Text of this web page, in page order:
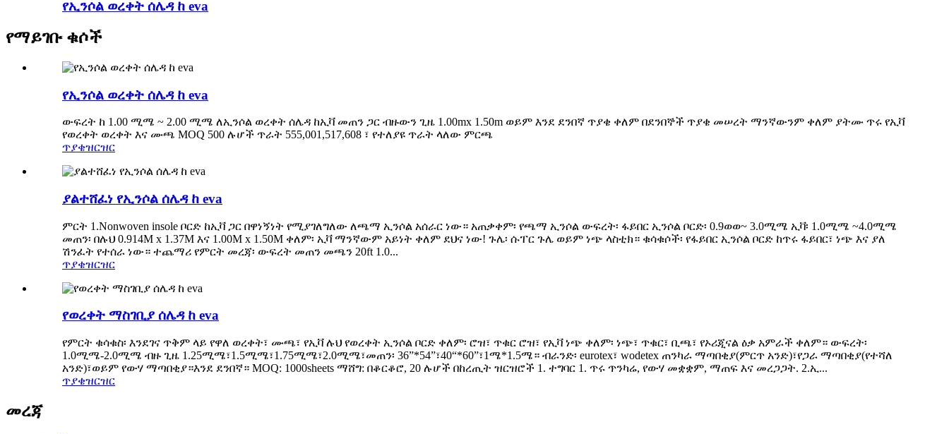
የኢንሶል ወረቀት ሰሌዳ ከ eva
የማይገቡ ቁሶች
የኢንሶል ወረቀት ሰሌዳ ከ eva
ውፍረት ከ 1.00 ሚሜ ~ 2.00 ሚሜ ለኢንሶል ወረቀት ሰሌዳ ከኢቫ መጠን ጋር ብዙውን ጊዜ 1.00mx 1.50m ወይም እንደ ደንበኛ ጥያቄ ቀለም በደንበኞች ጥያቄ መሠረት ማንኛውንም ቀለም ያትሙ ጥሩ የኢቫ
የወረቀት ወረቀት እና ሙጫ MOQ 500 ሉሆች ጥራት 555,001,517,608 ፣ የተለያዩ ጥራት ላለው ምርጫ
ጥያቄዝርዝር
ያልተሸፈነ የኢንሶል ሰሌዳ ከ eva
ምርት 1.Nonwoven insole ቦርድ ከኢቫ ጋር በዋነኝነት የሚያገለግለው ለጫማ ኢንሶል አሰራር ነው። አጠቃቀም፡ የጫማ ኢንሶል ውፍረት፡ ፋይበር ኢንሶል ቦርድ፡ 0.9ወወ~ 3.0ሚሜ ኢቫ፡ 1.0ሚሜ ~4.0ሚሜ
መጠን፡ በሉህ 0.914M x 1.37M እና 1.00M x 1.50M ቀለም፡ ኢቫ ማንኛውም አይነት ቀለም ደህና ነው! ጉሌ፡ ሱፐር ጉሌ ወይም ነጭ ላስቲክ። ቁሳቁሶች፡ የፋይበር ኢንሶል ቦርድ ከጥሩ ፋይበር፣ ነጭ እና ያለ
ሽንፈት የተሰራ ነው። ተጨማሪ የምርት መረጃ፡ ውፍረት መጠን መጫን 20ft 1.0...
ጥያቄዝርዝር
የወረቀት ማስገቢያ ሰሌዳ ከ eva
የምርት ቁሳቁስ፡ እንደገና ጥቅም ላይ የዋለ ወረቀት፣ ሙጫ፣ የኢቫ ሉህ የወረቀት ኢንሶል ቦርድ ቀለም፡ ሮዝ፣ ጥቁር ሮዝ፣ የኢቫ ነጭ ቀለም፡ ነጭ፣ ጥቁር፣ ቢጫ፣ የኦሪጂናል ዕቃ አምራች ቀለም። ውፍረት፡
1.0ሚሜ-2.0ሚሜ ብዙ ጊዜ 1.25ሚሜ፣1.5ሚሜ፣1.75ሚሜ፣2.0ሚሜ፣መጠን፡ 36”*54”፣40“*60”፣1ሜ*1.5ሜ። ብራንድ፡ eurotex፣ wodetex ጠንካራ ማጣበቂያ(ምርጥ አንድ)፣የጋራ ማጣበቂያ(የተሻለ
አንድ)፣ወይም የውሃ ማጣበቂያ።እንደ ደንበኛ። MOQ: 1000sheets ማሸግ: በቆርቆሮ, 20 ሉሆች በከረጢት ዝርዝሮች 1. ተግባር 1. ጥሩ ጥንካሬ, የውሃ መቋቋም, ማጠፍ እና መረጋጋት. 2.ኢ...
ጥያቄዝርዝር
መረጃ